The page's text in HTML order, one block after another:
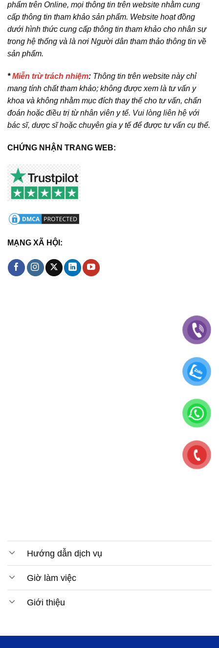
phẩm trên Online, mọi thông tin trên website nhằm cung
cấp thông tin tham khảo sản phẩm. Website hoạt đồng
dưới hình thức cung cấp thông tin tham khảo cho nhân sự
trong hệ thống và là nơi Người dân tham thảo thông tin về
sản phẩm.
*Miễn trừ trách nhiệm: Thông tin trên website này chỉ
mang tính chất tham khảo; không được xem là tư vấn y
khoa và không nhằm mục đích thay thế cho tư vấn, chẩn
đoán hoặc điều trị từ nhân viên y tế. Vui lòng liên hệ với
bác sĩ, dược sĩ hoặc chuyên gia y tế để được tư vấn cụ thể.
CHỨNG NHẬN TRANG WEB:
MẠNG XÃ HỘI:
Hướng dẫn dịch vụ
Giờ làm việc
Giới thiệu